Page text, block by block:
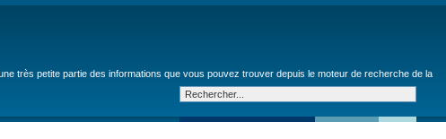
très petite partie des informations que vous pouvez trouver depuis le moteur de recherche de la